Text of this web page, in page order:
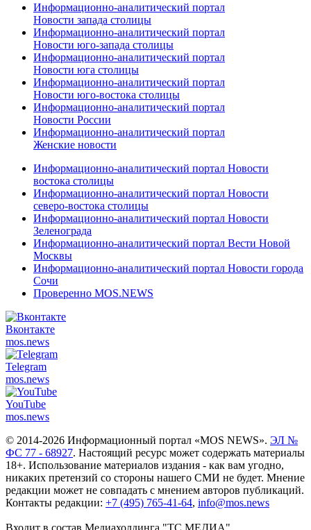
Информационно-аналитический портал
Новости запада столицы
Информационно-аналитический портал
Новости юго-запада столицы
Информационно-аналитический портал
Новости юга столицы
Информационно-аналитический портал
Новости юго-востока столицы
Информационно-аналитический портал
Новости России
Информационно-аналитический портал
Женские новости
Информационно-аналитический портал Новости
востока столицы
Информационно-аналитический портал Новости
северо-востока столицы
Информационно-аналитический портал Новости
Зеленограда
Информационно-аналитический портал Вести Новой
Москвы
Информационно-аналитический портал Новости города
Сочи
Проверенно MOS.NEWS
Вконтакте
mos.news
Telegram
mos.news
YouTube
mos.news
© 2014-2026 Информационный портал «MOS NEWS». ЭЛ №
ФС 77 - 68927. Настоящий ресурс может содержать материалы
18+. Использование материалов издания - как вам угодно,
никаких претензий со стороны нашего СМИ не будет. Мнение
редакции может не совпадать с мнением авторов публикаций.
Контакты редакции: +7 (495) 765-41-64, info@mos.news
Входит в состав Медиахолдинга "ТС.МЕДИА"